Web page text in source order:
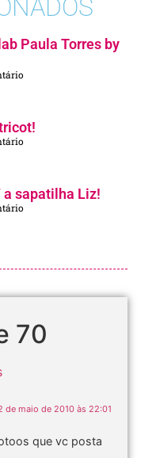
Paula Torres by
sapatilha Liz!
70
de maio de 2010 às 22:01
que vc posta